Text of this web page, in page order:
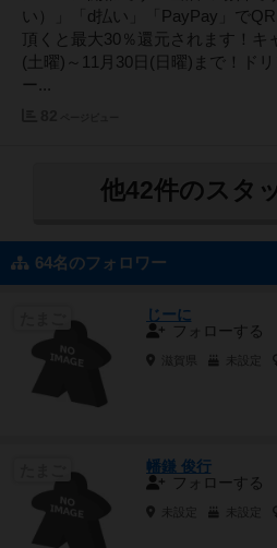
い）」「d払い」「PayPay」で
頂くと最大30％還元されます！キ
(土曜)～11月30日(日曜)まで！ド
ー...
他42件のスタ
64名のフォロワー
じーに
フォローする
未設定
幡鎌 俊行
フォローする
未設定 未設定